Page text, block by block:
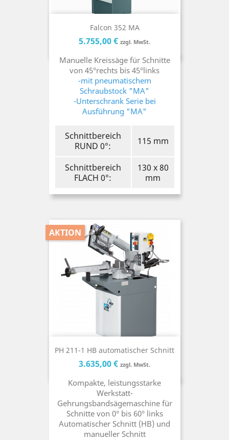
Falcon 352 MA
Preis
5.755,00 € zzgl. MwSt.Preis
Manuelle Kreissäge für Schnitte
von 45°rechts bis 45°links
-mit pneumatischem
Schraubstock "MA"
-Unterschrank Serie bei
Ausführung "MA"
Schnittbereich
RUND 0°:
115 mm
Schnittbereich
FLACH 0°:
130 x 80
mm
PH 211-1 HB automatischer Schnitt
AKTION
Preis
3.635,00 € zzgl. MwSt.Preis
Kompakte, leistungsstarke
Werkstatt-
Gehrungsbandsägemaschine für
Schnitte von 0° bis 60° links
Automatischer Schnitt (HB) und
manueller Schnitt